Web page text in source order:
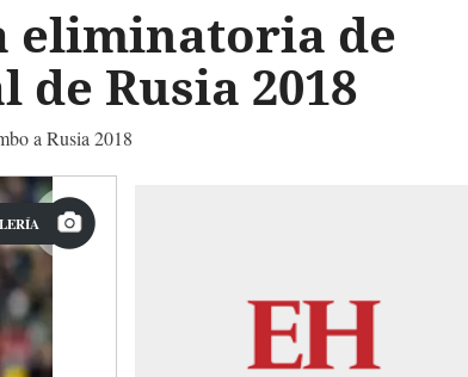
eliminatoria de
Rusia 2018
a Rusia 2018